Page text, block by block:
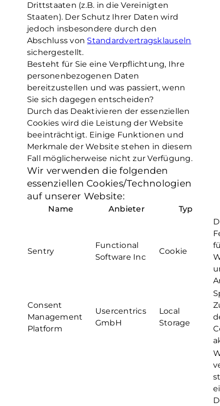
Drittstaaten (z.B. in die Vereinigten
Staaten). Der Schutz Ihrer Daten wird
jedoch insbesondere durch den
Abschluss von Standardvertragsklauseln
sichergestellt.
Besteht für Sie eine Verpflichtung, Ihre
personenbezogenen Daten
bereitzustellen und was passiert, wenn
Sie sich dagegen entscheiden?
Durch das Deaktivieren der essenziellen
Cookies wird die Leistung der Website
beeinträchtigt. Einige Funktionen und
Merkmale der Website stehen in diesem
Fall möglicherweise nicht zur Verfügung.
Wir verwenden die folgenden
essenziellen Cookies/Technologien
auf unserer Website:
Name Anbieter Typ
Sentry
Functional
Software Inc
Cookie
Consent
Management
Platform
Usercentrics
GmbH
Local
Storage